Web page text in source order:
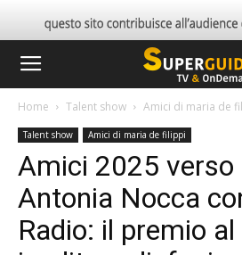
Home Talent show Amici di maria de
Talent show Amici di maria de filippi
Amici 2025 verso
Antonia Nocca
Radio: il premio